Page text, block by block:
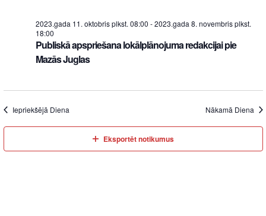
2023.gada 11. oktobris plkst. 08:00 -2023.gada 8. novembris plkst.
18:00
Publiskā apspriešana lokālplānojuma redakcijai pie
Mazās Juglas
Iepriekšējā Diena Nākamā Diena
Eksportēt notikumus